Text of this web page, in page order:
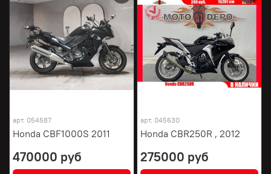
арт. 054587
Honda CBF1000S 2011
470000 руб
арт. 045630
Honda CBR250R , 2012
275000 руб